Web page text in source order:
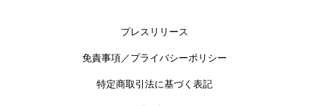
プレスリリース
免責事項／プライバシーポリシー
特定商取引法に基づく表記